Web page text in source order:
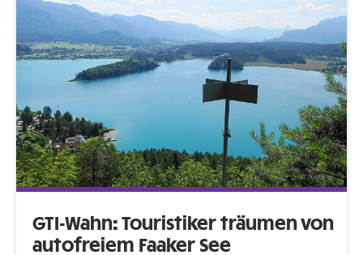
GTI-Wahn: Touristiker träumen von
autofreiem Faaker See